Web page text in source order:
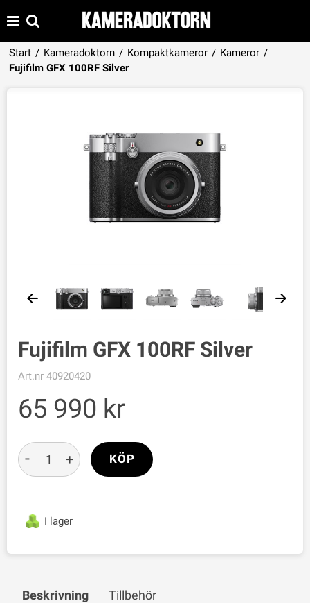
Start / Kameradoktorn / Kompaktkameror / Kameror /
Fujifilm GFX 100RF SilverProdukten har lagts i din varukorg
Fujifilm GFX 100RF Silver
Art.nr 40920420
65 990
I lager
- + KÖP
Beskrivning Tillbehör